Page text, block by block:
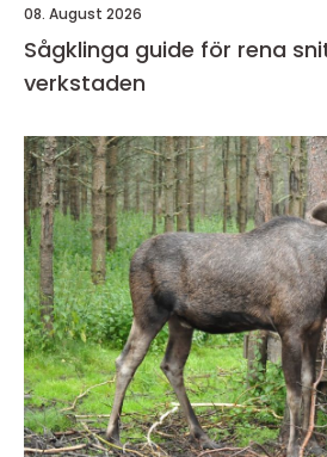
08. August 2026
Sågklinga guide för rena snitt och rätt val i
verkstaden